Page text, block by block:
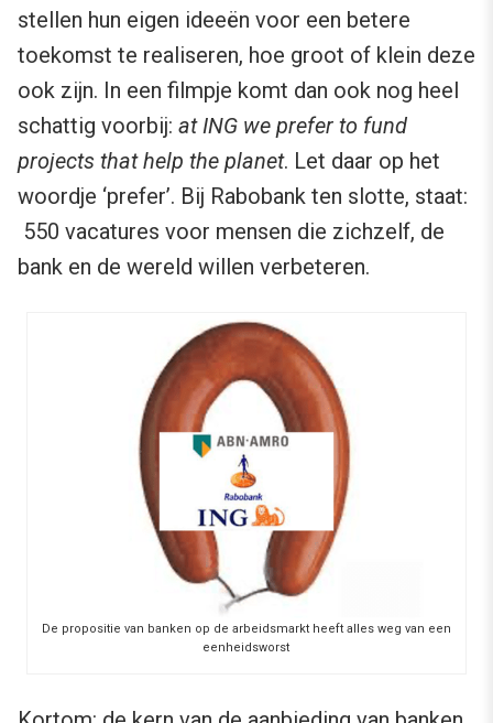
stellen hun eigen ideeën voor een betere
toekomst te realiseren, hoe groot of klein deze
ook zijn. In een filmpje komt dan ook nog heel
schattig voorbij: at ING we prefer to fund
projects that help the planet. Let daar op het
woordje ‘prefer’. Bij Rabobank ten slotte, staat:
550 vacatures voor mensen die zichzelf, de
bank en de wereld willen verbeteren.
De propositie van banken op de arbeidsmarkt heeft alles weg van een
eenheidsworst